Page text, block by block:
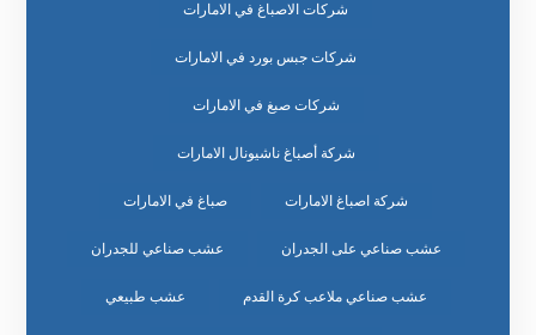
شركات الاصباغ في الامارات
شركات جبس بورد في الامارات
شركات صبغ في الامارات
شركة أصباغ ناشيونال الامارات
شركة اصباغ الامارات صباغ في الامارات
عشب صناعي على الجدران عشب صناعي للجدران
عشب صناعي ملاعب كرة القدم عشب طبيعي